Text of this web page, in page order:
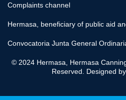
Complaints channel
Hermasa, beneficiary of public aid
Convocatoria Junta General
© 2024 Hermasa, Hermasa
Reserved. Designed by